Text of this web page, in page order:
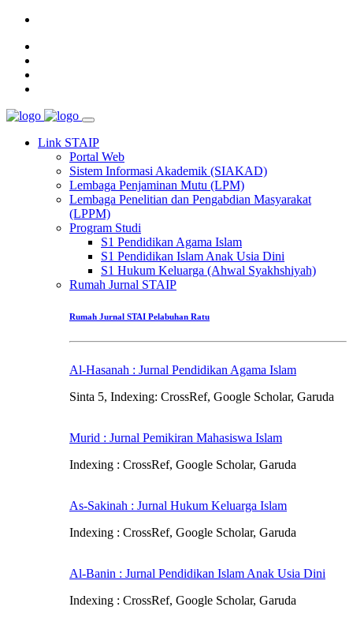
Menjadi perguruan tinggi yang unggul, kompetitif dan
Link STAIP
Portal Web
Sistem Informasi Akademik (SIAKAD)
Lembaga Penjaminan Mutu (LPM)
Lembaga Penelitian dan Pengabdian Masyarakat
(LPPM)
Program Studi
S1 Pendidikan Agama Islam
S1 Pendidikan Islam Anak Usia Dini
S1 Hukum Keluarga (Ahwal Syakhshiyah)
Rumah Jurnal STAIP
Rumah Jurnal STAI Pelabuhan Ratu
Al-Hasanah : Jurnal Pendidikan Agama Islam
Sinta 5, Indexing: CrossRef, Google Scholar, Garuda
Murid : Jurnal Pemikiran Mahasiswa Islam
Indexing : CrossRef, Google Scholar, Garuda
As-Sakinah : Jurnal Hukum Keluarga Islam
Indexing : CrossRef, Google Scholar, Garuda
Al-Banin : Jurnal Pendidikan Islam Anak Usia Dini
Indexing : CrossRef, Google Scholar, Garuda